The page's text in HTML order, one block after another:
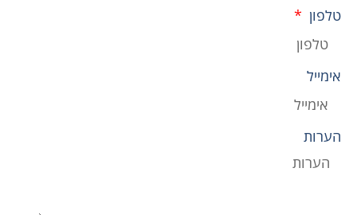
טלפון
אימייל
הערות